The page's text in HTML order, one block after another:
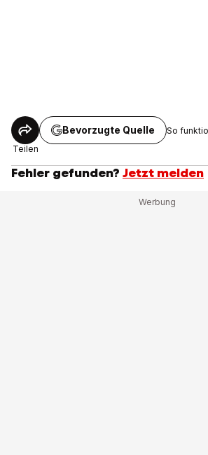
Teilen
Bevorzugte Quelle So
Fehler gefunden? Jetzt melden